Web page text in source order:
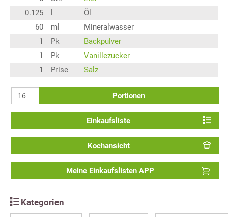
0.125
Öl
60
ml
Mineralwasser
1
Pk
Backpulver
1
Pk
Vanillezucker
1
Prise Salz
Portionen
Einkaufsliste
Kochansicht
Meine Einkaufslisten APP
Kategorien